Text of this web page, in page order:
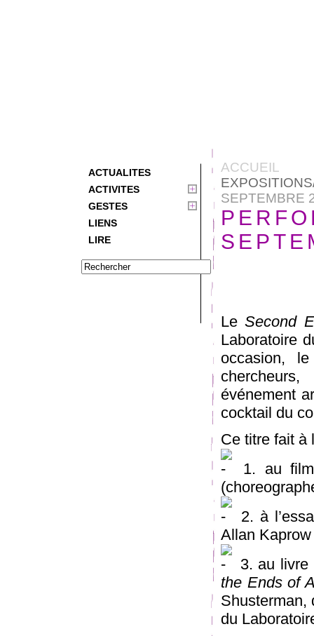
ACTUALITES
ACTIVITES
GESTES
LIENS
LIRE
SEPTEMBRE
LeSecond
Laboratoire
occasion,
événement
cocktail du
Ce titre fait à
1. au
2. à
Allan
3. au livre
the Ends of
Shusterman,
du